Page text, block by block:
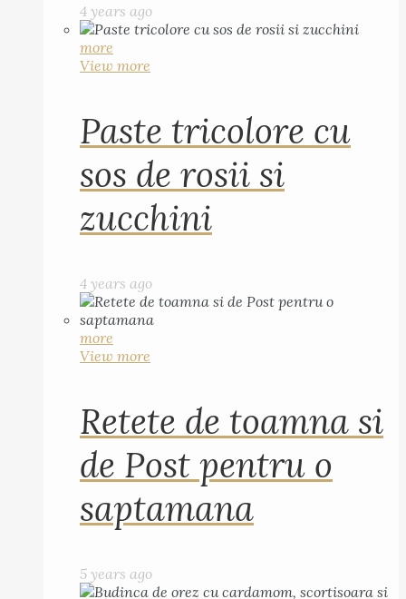
4 years ago
more
View more
Paste tricolore cu
sos de rosii si
zucchini
4 years ago
more
View more
Retete de toamna si
de Post pentru o
saptamana
5 years ago